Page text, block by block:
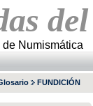
Numismática
FUNDICIÓN